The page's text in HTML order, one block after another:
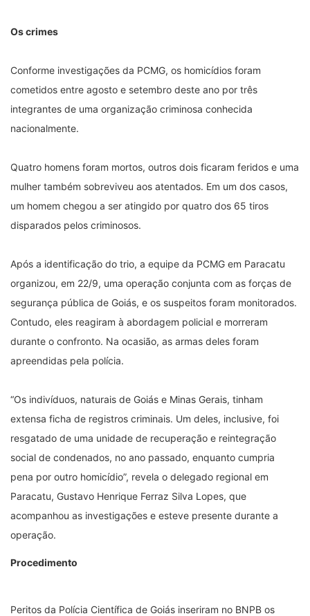
Os crimes
Conforme investigações da PCMG, os homicídios foram
cometidos entre agosto e setembro deste ano por três
integrantes de uma organização criminosa conhecida
nacionalmente.
Quatro homens foram mortos, outros dois ficaram feridos e uma
mulher também sobreviveu aos atentados. Em um dos casos,
um homem chegou a ser atingido por quatro dos 65 tiros
disparados pelos criminosos.
Após a identificação do trio, a equipe da PCMG em Paracatu
organizou, em 22/9, uma operação conjunta com as forças de
segurança pública de Goiás, e os suspeitos foram monitorados.
Contudo, eles reagiram à abordagem policial e morreram
durante o confronto. Na ocasião, as armas deles foram
apreendidas pela polícia.
“Os indivíduos, naturais de Goiás e Minas Gerais, tinham
extensa ficha de registros criminais. Um deles, inclusive, foi
resgatado de uma unidade de recuperação e reintegração
social de condenados, no ano passado, enquanto cumpria
pena por outro homicídio”, revela o delegado regional em
Paracatu, Gustavo Henrique Ferraz Silva Lopes, que
acompanhou as investigações e esteve presente durante a
operação.
Procedimento
Peritos da Polícia Científica de Goiás inseriram no BNPB os